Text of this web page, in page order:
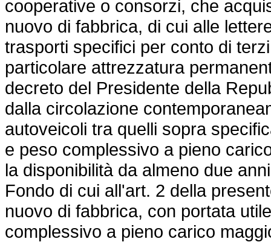
cooperative o consorzi, che
nuovo di fabbrica, di cui alle
trasporti specifici per conto di
particolare attrezzatura
decreto del Presidente della
dalla circolazione
autoveicoli tra quelli sopra
e peso complessivo a pieno
la disponibilità da almeno due
Fondo di cui all'art. 2 della
nuovo di fabbrica, con portata
complessivo a pieno carico